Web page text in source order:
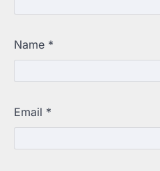
Name *
Email *